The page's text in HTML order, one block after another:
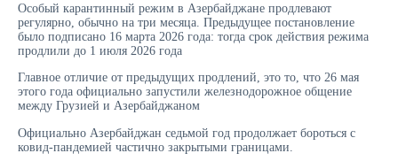
Особый карантинный режим в Азербайджане продлевают
регулярно, обычно на три месяца. Предыдущее постановление
было подписано 16 марта 2026 года: тогда срок действия режима
продлили до 1 июля 2026 года
Главное отличие от предыдущих продлений, это то, что 26 мая
этого года официально запустили железнодорожное общение
между Грузией и Азербайджаном
Официально Азербайджан седьмой год продолжает бороться с
ковид-пандемией частично закрытыми границами.